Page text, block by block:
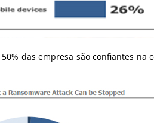
das empresa são confiantes na